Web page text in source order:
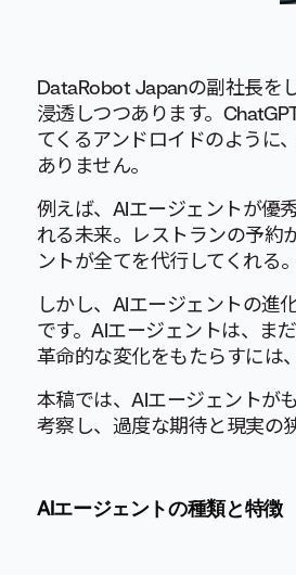
DataRobot Japanの副社長を
浸透しつつあります。
てくるアンドロイドのように
ありません。
例えば、AIエージェントが優
れる未来。レストランの予約
ントが全てを代行してくれる
しかし、AIエージェントの進
です。AIエージェントは、ま
革命的な変化をもたらすには
本稿では、AIエージェントが
考察し、過度な期待と現実の
AIエージェントの種類と特徴